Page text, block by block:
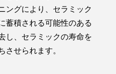
ングにより、セラミック
蓄積される可能性のある
し、セラミックの寿命を
させられます。